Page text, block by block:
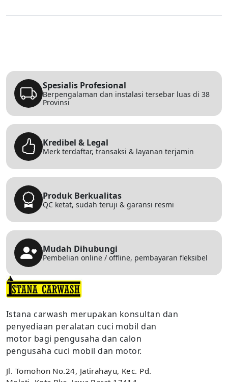
Spesialis Profesional
Berpengalaman dan instalasi tersebar luas di 38
Provinsi
Kredibel & Legal
Merk terdaftar, transaksi & layanan terjamin
Produk Berkualitas
QC ketat, sudah teruji & garansi resmi
Mudah Dihubungi
Pembelian online / offline, pembayaran fleksibel
Istana carwash merupakan konsultan dan
penyediaan peralatan cuci mobil dan
motor bagi pengusaha dan calon
pengusaha cuci mobil dan motor.
Jl. Tomohon No.24, Jatirahayu, Kec. Pd.